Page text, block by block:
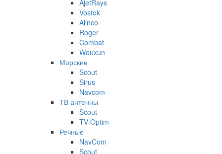
AjetRays
Vostok
Alinco
Roger
Combat
Wouxun
Морские
Scout
Sirus
Navcom
ТВ антенны
Scout
TV-Optim
Речные
NavCom
Scout